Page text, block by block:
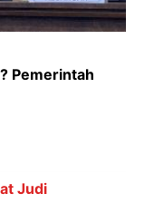
Pemerintah
Judi